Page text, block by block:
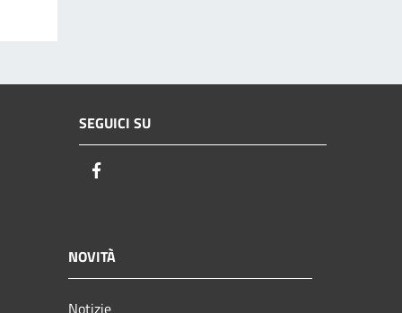
SEGUICI SU
NOVITÀ
Notizie